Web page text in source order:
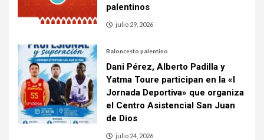
palentinos
julio 29, 2026
Baloncesto palentino
Dani Pérez, Alberto Padilla y
Yatma Toure participan en la «I
Jornada Deportiva» que organiza
el Centro Asistencial San Juan
de Dios
julio 24, 2026